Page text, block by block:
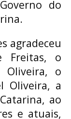
do
agradeceu
Freitas, o
Oliveira, o
Oliveira, a
ao
e atuais,